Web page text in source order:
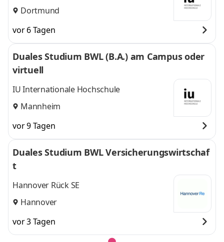
Dortmund
vor 6 Tagen
Duales Studium BWL (B.A.) am Campus oder
virtuell
IU Internationale Hochschule
Mannheim
vor 9 Tagen
Duales Studium BWL Versicherungswirtschaf
t
Hannover Rück SE
Hannover
vor 3 Tagen